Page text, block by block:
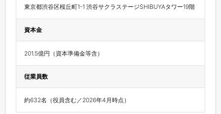
東京都渋谷区桜丘町1-1 渋谷サクラステージSHIBUYAタワー19階
資本金
201.5億円（資本準備金等含）
従業員数
約632名（役員含む／2026年4月時点）